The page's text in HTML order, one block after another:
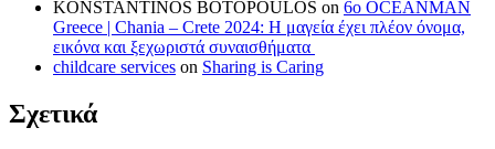
KONSTANTINOS BOTOPOULOS on 6ο OCEANMAN
Greece | Chania – Crete 2024: Η μαγεία έχει πλέον όνομα,
εικόνα και ξεχωριστά συναισθήματα
childcare services on Sharing is Caring
Σχετικά